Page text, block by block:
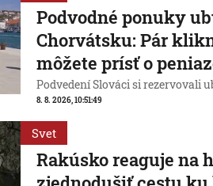
Podvodné ponuky
Chorvátsku: Pár
môžete prísť o
Podvedení Slováci si rezervovali
8. 8. 2026, 10:51:49
Svet
Rakúsko reaguje na